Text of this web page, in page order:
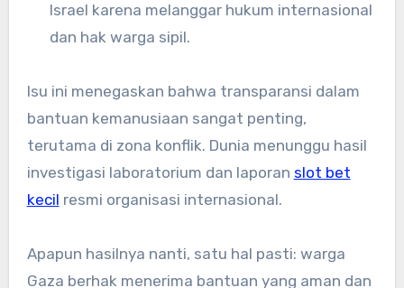
Israel karena melanggar hukum internasional
dan hak warga sipil.
Isu ini menegaskan bahwa transparansi dalam
bantuan kemanusiaan sangat penting,
terutama di zona konflik. Dunia menunggu hasil
investigasi laboratorium dan laporan slot bet
kecil resmi organisasi internasional.
Apapun hasilnya nanti, satu hal pasti: warga
Gaza berhak menerima bantuan yang aman dan